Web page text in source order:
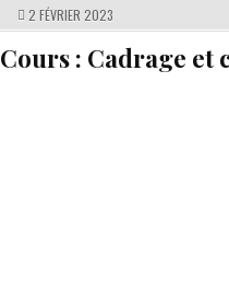
PUBLISHED DATE:
2 FÉVRIER 2023
Cours : Cadrage et